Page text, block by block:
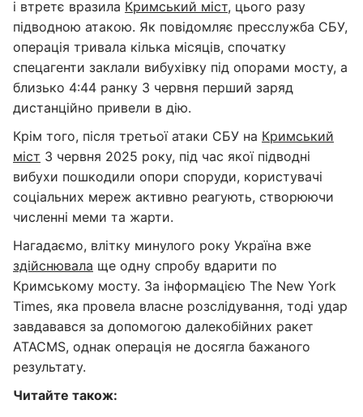
і втретє вразила Кримський міст, цього разу
підводною атакою. Як повідомляє пресслужба СБУ,
операція тривала кілька місяців, спочатку
спецагенти заклали вибухівку під опорами мосту, а
близько 4:44 ранку 3 червня перший заряд
дистанційно привели в дію.
Крім того, після третьої атаки СБУ на Кримський
міст 3 червня 2025 року, під час якої підводні
вибухи пошкодили опори споруди, користувачі
соціальних мереж активно реагують, створюючи
численні меми та жарти.
Нагадаємо, влітку минулого року Україна вже
здійснювала ще одну спробу вдарити по
Кримському мосту. За інформацією The New York
Times, яка провела власне розслідування, тоді удар
завдавався за допомогою далекобійних ракет
ATACMS, однак операція не досягла бажаного
результату.
Читайте також: